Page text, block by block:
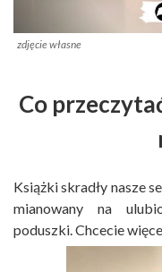
zdjęcie własne
Co
Książki skradły nasze
mianowany na
poduszki. Chcecie